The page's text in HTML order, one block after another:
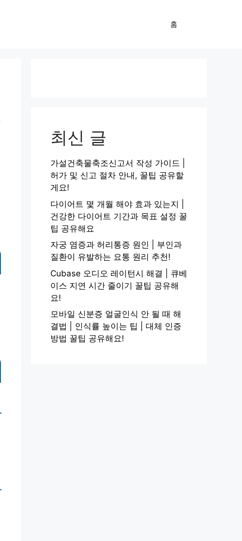
홈
최신 글
가설건축물축조신고서 작성 가이드 |
허가 및 신고 절차 안내, 꿀팁 공유할
게요!
다이어트 몇 개월 해야 효과 있는지 |
건강한 다이어트 기간과 목표 설정 꿀
팁 공유해요
자궁 염증과 허리통증 원인 | 부인과
질환이 유발하는 요통 원리 추천!
Cubase 오디오 레이턴시 해결 | 큐베
이스 지연 시간 줄이기 꿀팁 공유해
요!
모바일 신분증 얼굴인식 안 될 때 해
결법 | 인식률 높이는 팁 | 대체 인증
방법 꿀팁 공유해요!